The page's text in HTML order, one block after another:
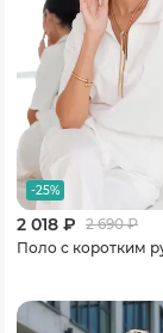
-25%
2 018 ₽ 2 690₽
Поло с коротким